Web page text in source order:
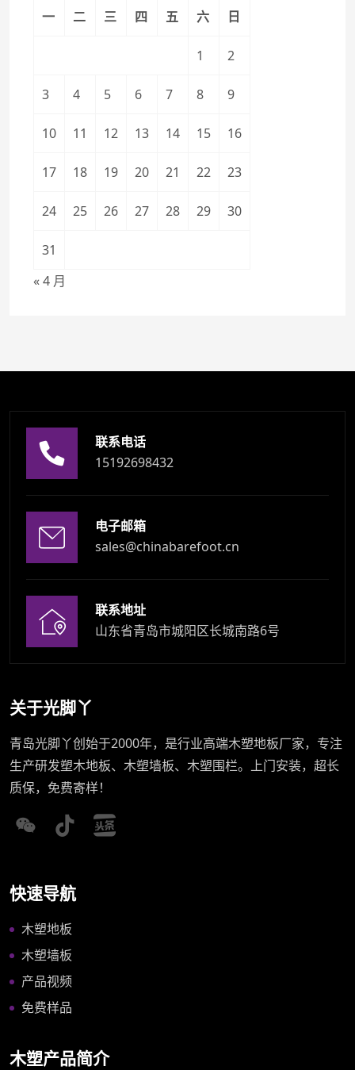
一 二 三 四 五 六 日
1 2
3 4 5 6 7 8 9
10 11 12 13 14 15 16
17 18 19 20 21 22 23
24 25 26 27 28 29 30
31
« 4 月
联系电话
15192698432
电子邮箱
sales@chinabarefoot.cn
联系地址
山东省青岛市城阳区长城南路6号
关于光脚丫
青岛光脚丫创始于2000年，是行业高端木塑地板厂家，专注
生产研发塑木地板、木塑墙板、木塑围栏。上门安装，超长
质保，免费寄样！
快速导航
木塑地板
木塑墙板
产品视频
免费样品
木塑产品简介